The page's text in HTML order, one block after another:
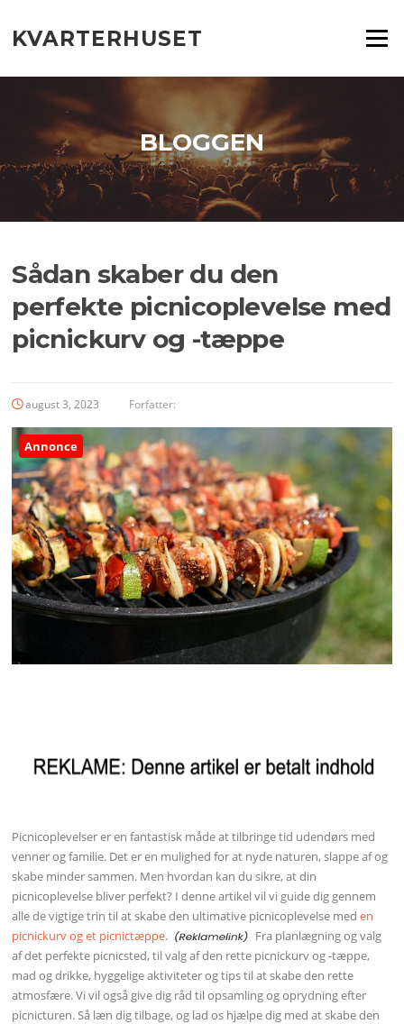
indhold
KVARTERHUSET Menu
BLOGGEN
Sådan skaber du den
perfekte picnicoplevelse med
picnickurv og -tæppe
august 3, 2023 Forfatter:
Annonce
Picnicoplevelser er en fantastisk måde at tilbringe tid udendørs med
venner og familie. Det er en mulighed for at nyde naturen, slappe af og
skabe minder sammen. Men hvordan kan du sikre, at din
picnicoplevelse bliver perfekt? I denne artikel vil vi guide dig gennem
alle de vigtige trin til at skabe den ultimative picnicoplevelse meden
picnickurv og et picnictæppe.
Fra planlægning og valg
af det perfekte picnicsted, til valg af den rette picnickurv og -tæppe,
mad og drikke, hyggelige aktiviteter og tips til at skabe den rette
atmosfære. Vi vil også give dig råd til opsamling og oprydning efter
picnicturen. Så læn dig tilbage, og lad os hjælpe dig med at skabe den